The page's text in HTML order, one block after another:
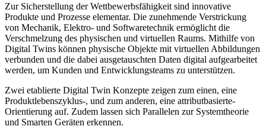
Zur Sicherstellung der Wettbewerbsfähigkeit sind innovative
Produkte und Prozesse elementar. Die zunehmende Verstrickung
von Mechanik, Elektro- und Softwaretechnik ermöglicht die
Verschmelzung des physischen und virtuellen Raums. Mithilfe von
Digital Twins können physische Objekte mit virtuellen Abbildungen
verbunden und die dabei ausgetauschten Daten digital aufgearbeitet
werden, um Kunden und Entwicklungsteams zu unterstützen.
Zwei etablierte Digital Twin Konzepte zeigen zum einen, eine
Produktlebenszyklus-, und zum anderen, eine attributbasierte-
Orientierung auf. Zudem lassen sich Parallelen zur Systemtheorie
und Smarten Geräten erkennen.